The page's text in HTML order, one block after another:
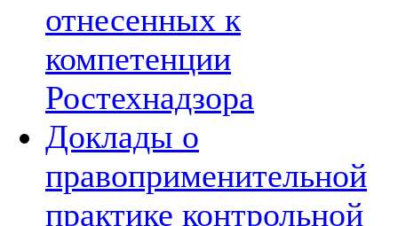
отнесенных к
компетенции
Ростехнадзора
Доклады о
правоприменительной
практике контрольной